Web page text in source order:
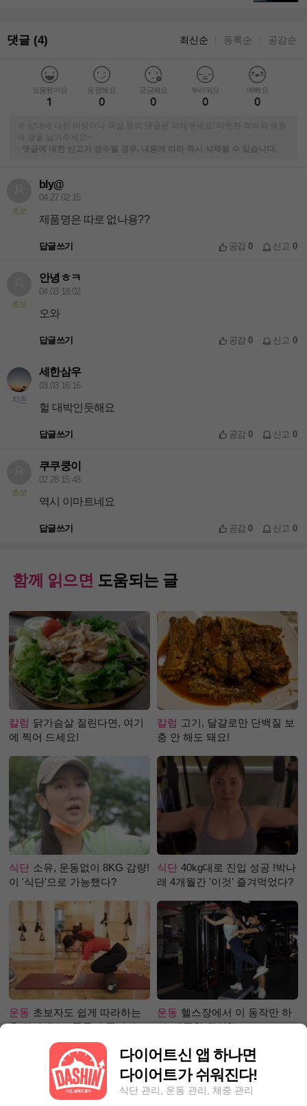
댓글 (4) 최신순 등록순 공감순
도움됐어요
1
응원해요
0
궁금해요
0
부러워요
0
예뻐요
0
※ 상대에 대한 비방이나 욕설 등의 댓글은 피해주세요! 따뜻한 격려와 응원
의 글을 남겨주세요~
-
댓글에 대한 신고가 접수될 경우, 내용에 따라 즉시 삭제될 수 있습니다.
초보
bly@
04.27 02:15
제품명은 따로 없나용??
답글쓰기 공감0 신고 0
초보
안녕ㅎㅋ
04.03 18:02
오와
답글쓰기 공감0 신고 0
지존
세한삼우
03.03 16:16
헐 대박인듯해요
답글쓰기 공감0 신고 0
초보
쿠쿠쿵이
02.28 15:48
역시 이마트네요
답글쓰기 공감0 신고 0
함께 읽으면 도움되는 글
칼럼 닭가슴살 질린다면, 여기
에 찍어 드세요!
칼럼 고기, 달걀로만 단백질 보
충 안 해도 돼요!
식단 소유, 운동없이 8KG 감량!
이 '식단'으로 가능했다?
식단 40kg대로 진입 성공 !박나
래 4개월간 '이것' 즐겨먹었다?
운동 초보자도 쉽게 따라하는
홈 필라테스 - 폼롤러 종아리 알
운동 헬스장에서 이 동작만 하
면, 애플힙 완성?!
다이어트신 앱 하나면
다이어트가 쉬워진다!
식단 관리, 운동 관리, 체중 관리